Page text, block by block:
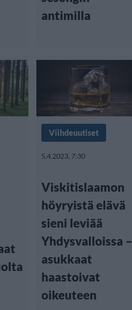
antimilla
Viihdeuutiset
5.4.2023, 7:30
Viskitislaamon
höyryistä elävä
sieni leviää
Yhdysvalloissa –
asukkaat
haastoivat
oikeuteen